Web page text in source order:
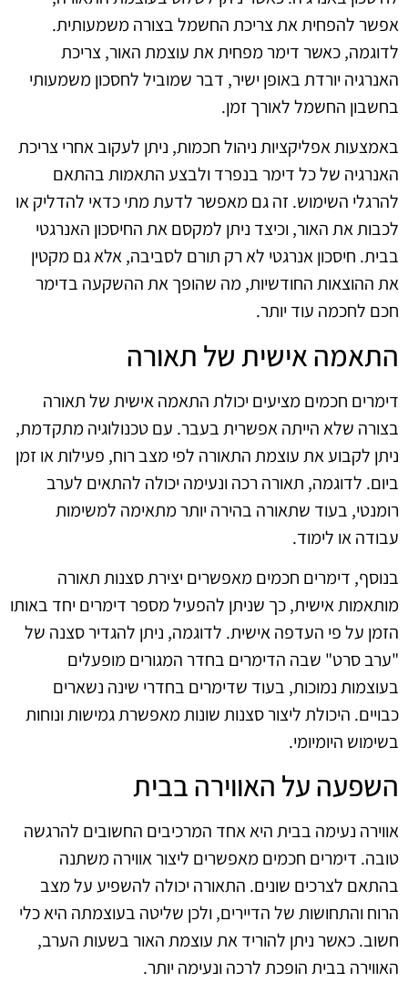
אפשר להפחית את צריכת החשמל בצורה משמעותית.
לדוגמה, כאשר דימר מפחית את עוצמת האור, צריכת
האנרגיה יורדת באופן ישיר, דבר שמוביל לחסכון משמעותי
בחשבון החשמל לאורך זמן.
באמצעות אפליקציות ניהול חכמות, ניתן לעקוב אחרי צריכת
האנרגיה של כל דימר בנפרד ולבצע התאמות בהתאם
להרגלי השימוש. זה גם מאפשר לדעת מתי כדאי להדליק או
לכבות את האור, וכיצד ניתן למקסם את החיסכון האנרגטי
בבית. חיסכון אנרגטי לא רק תורם לסביבה, אלא גם מקטין
את ההוצאות החודשיות, מה שהופך את ההשקעה בדימר
חכם לחכמה עוד יותר.
התאמה אישית של תאורה
דימרים חכמים מציעים יכולת התאמה אישית של תאורה
בצורה שלא הייתה אפשרית בעבר. עם טכנולוגיה מתקדמת,
ניתן לקבוע את עוצמת התאורה לפי מצב רוח, פעילות או זמן
ביום. לדוגמה, תאורה רכה ונעימה יכולה להתאים לערב
רומנטי, בעוד שתאורה בהירה יותר מתאימה למשימות
עבודה או לימוד.
בנוסף, דימרים חכמים מאפשרים יצירת סצנות תאורה
מותאמות אישית, כך שניתן להפעיל מספר דימרים יחד באותו
הזמן על פי העדפה אישית. לדוגמה, ניתן להגדיר סצנה של
"ערב סרט" שבה הדימרים בחדר המגורים מופעלים
בעוצמות נמוכות, בעוד שדימרים בחדרי שינה נשארים
כבויים. היכולת ליצור סצנות שונות מאפשרת גמישות ונוחות
בשימוש היומיומי.
השפעה על האווירה בבית
אווירה נעימה בבית היא אחד המרכיבים החשובים להרגשה
טובה. דימרים חכמים מאפשרים ליצור אווירה משתנה
בהתאם לצרכים שונים. התאורה יכולה להשפיע על מצב
הרוח והתחושות של הדיירים, ולכן שליטה בעוצמתה היא כלי
חשוב. כאשר ניתן להוריד את עוצמת האור בשעות הערב,
האווירה בבית הופכת לרכה ונעימה יותר.